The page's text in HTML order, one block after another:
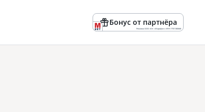
Бонус от партнёра
Реклама ООО «БК «Марафон» ИНН 7701180668